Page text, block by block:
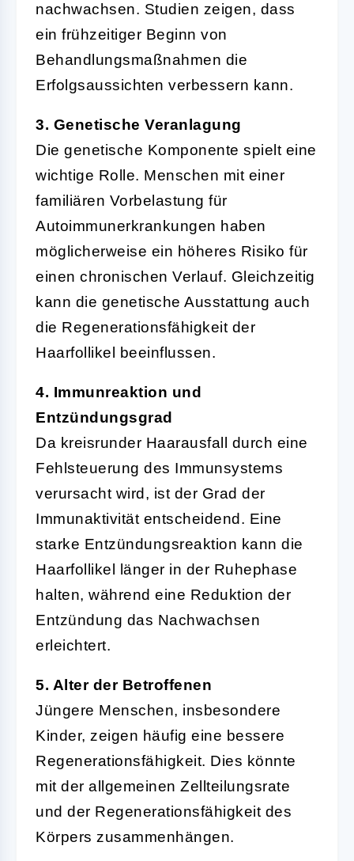
nachwachsen. Studien zeigen, dass
ein frühzeitiger Beginn von
Behandlungsmaßnahmen die
Erfolgsaussichten verbessern kann.
3. Genetische Veranlagung
Die genetische Komponente spielt eine
wichtige Rolle. Menschen mit einer
familiären Vorbelastung für
Autoimmunerkrankungen haben
möglicherweise ein höheres Risiko für
einen chronischen Verlauf. Gleichzeitig
kann die genetische Ausstattung auch
die Regenerationsfähigkeit der
Haarfollikel beeinflussen.
4. Immunreaktion und
Entzündungsgrad
Da kreisrunder Haarausfall durch eine
Fehlsteuerung des Immunsystems
verursacht wird, ist der Grad der
Immunaktivität entscheidend. Eine
starke Entzündungsreaktion kann die
Haarfollikel länger in der Ruhephase
halten, während eine Reduktion der
Entzündung das Nachwachsen
erleichtert.
5. Alter der Betroffenen
Jüngere Menschen, insbesondere
Kinder, zeigen häufig eine bessere
Regenerationsfähigkeit. Dies könnte
mit der allgemeinen Zellteilungsrate
und der Regenerationsfähigkeit des
Körpers zusammenhängen.